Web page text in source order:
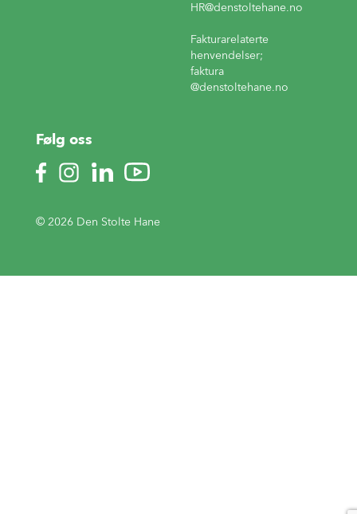
HR@denstoltehane.no
Fakturarelaterte
henvendelser;
faktura
@denstoltehane.no
Følg oss
© 2026 Den Stolte Hane